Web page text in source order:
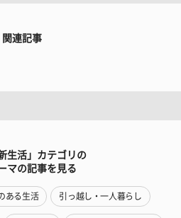
関連記事
生活」カテゴリの
マの記事を見る
ある生活 引っ越し・一人暮らし